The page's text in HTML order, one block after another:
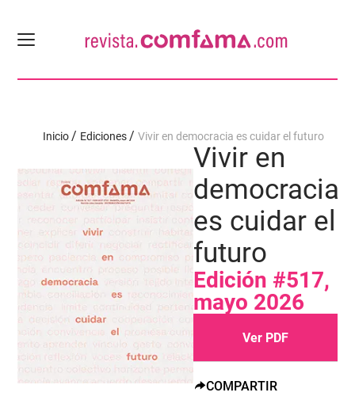
Inicio Ediciones Vivir en democracia es cuidar el futuro
Vivir en
democracia
es cuidar el
futuro
Edición #517,
mayo 2026
Ver PDF
COMPARTIR